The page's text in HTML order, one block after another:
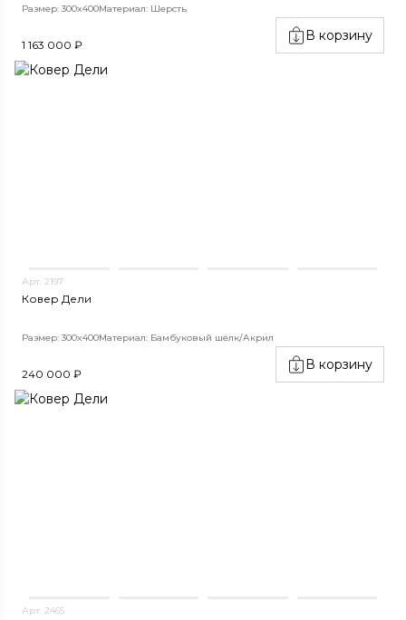
Размер: 300x400Материал: Шерсть
1 163 000 ₽
В корзину
Арт. 2197
Ковер Дели
Размер: 300x400Материал: Бамбуковый шёлк/Акрил
240 000 ₽
В корзину
Арт. 2465